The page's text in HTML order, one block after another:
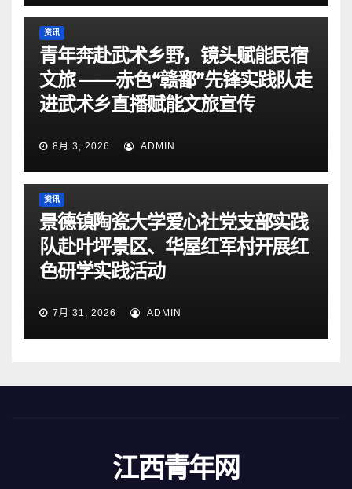
资讯
青年奔赴武术乡野，镜头赋能民宿
文旅 ——赤色“赣鄱”先锋实践队走
进武术乡直播赋能文旅宣传
8月 3, 2026 ADMIN
资讯
景德镇陶瓷大学爱心社党支部实践
队赴叶坪景区、华屋红军村开展红
色研学实践活动
7月 31, 2026 ADMIN
江西青年网